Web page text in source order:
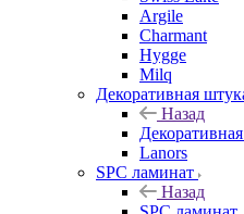
Argile
Charmant
Hygge
Milq
Декоративная
Назад
Lanors
SPC ламинат
Назад